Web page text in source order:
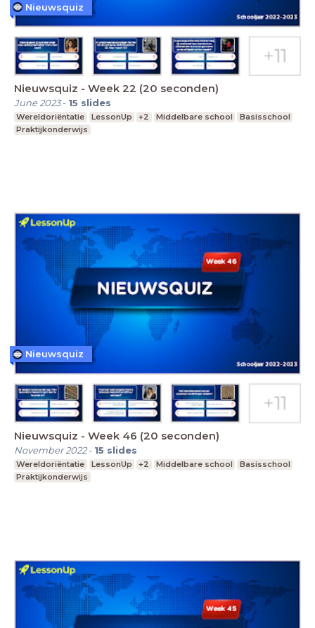
Nieuwsquiz - Week 22 (20 seconden)
June 2023- 15 slides
Wereldoriëntatie LessonUp +2 Middelbare school
Basisschool
Praktijkonderwijs
Nieuwsquiz
Nieuwsquiz - Week 46 (20 seconden)
November 2022- 15 slides
Wereldoriëntatie LessonUp +2 Middelbare school
Basisschool
Praktijkonderwijs
Nieuwsquiz